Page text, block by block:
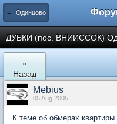
← Одинцово
ДУБКИ (пос. ВНИИССОК)
«
Назад
Mebius
05 Aug 2005
К теме об обмерах квартиры.